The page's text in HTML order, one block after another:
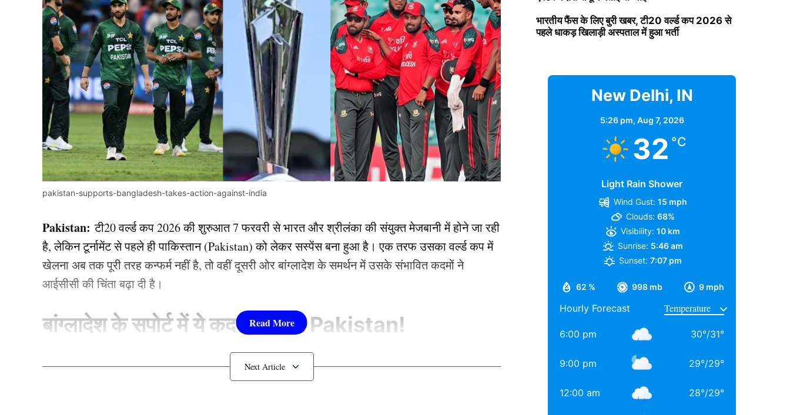
pakistan-supports-bangladesh-takes-action-against-india
Pakistan:टी20 वर्ल्ड कप 2026 की शुरुआत 7 फरवरी से भारत और श्रीलंका की संयुक्त मेजबानी में होने जा रही
है, लेकिन टूर्नामेंट से पहले ही पाकिस्तान (Pakistan) को लेकर सस्पेंस बना हुआ है। एक तरफ उसका वर्ल्ड कप में
खेलना अब तक पूरी तरह कन्फर्म नहीं है, तो वहीं दूसरी ओर बांग्लादेश के समर्थन में उसके संभावित कदमों ने
आईसीसी की चिंता बढ़ा दी है।
बांग्लादेश के सपोर्ट में ये कदम उठाएगा Pakistan!
भारतीय फैंस के लिए बुरी खबर, टी20 वर्ल्ड कप 2026 से
पहले धाकड़ खिलाड़ी अस्पताल में हुआ भर्ती
New Delhi, IN
5:26 pm, Aug 7, 2026
32 °C
Light Rain Shower
62 % 998 mb 9 mph
Wind Gust: 15 mph
Clouds: 68%
Visibility: 10 km
Sunrise: 5:46 am
Sunset: 7:07 pm
Hourly Forecast
6:00 pm 30°/31°
9:00 pm 29°/29°
12:00 am 28°/29°